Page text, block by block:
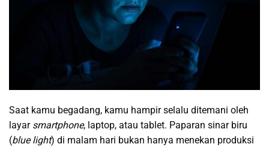
Saat kamu begadang, kamu hampir selalu ditemani oleh
layar smartphone, laptop, atau tablet. Paparan sinar biru
(blue light) di malam hari bukan hanya menekan produksi